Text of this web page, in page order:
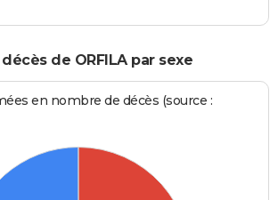
de ORFILA par sexe
en nombre de décès (source :